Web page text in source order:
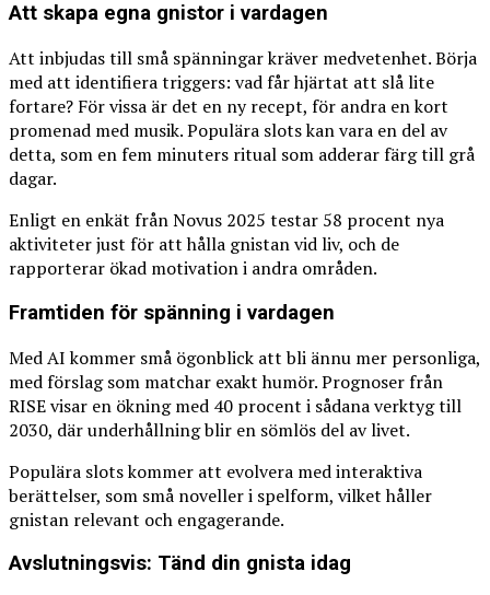
Att skapa egna gnistor i vardagen
Att inbjudas till små spänningar kräver medvetenhet. Börja
med att identifiera triggers: vad får hjärtat att slå lite
fortare? För vissa är det en ny recept, för andra en kort
promenad med musik. Populära slots kan vara en del av
detta, som en fem minuters ritual som adderar färg till grå
dagar.
Enligt en enkät från Novus 2025 testar 58 procent nya
aktiviteter just för att hålla gnistan vid liv, och de
rapporterar ökad motivation i andra områden.
Framtiden för spänning i vardagen
Med AI kommer små ögonblick att bli ännu mer personliga,
med förslag som matchar exakt humör. Prognoser från
RISE visar en ökning med 40 procent i sådana verktyg till
2030, där underhållning blir en sömlös del av livet.
Populära slots kommer att evolvera med interaktiva
berättelser, som små noveller i spelform, vilket håller
gnistan relevant och engagerande.
Avslutningsvis: Tänd din gnista idag